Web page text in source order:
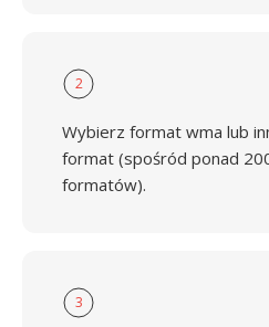
2
Wybierz format wma lub
format (spośród ponad
formatów).
3